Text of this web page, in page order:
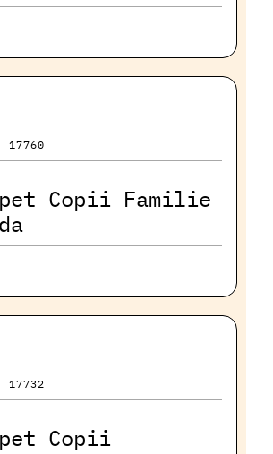
17760
Copii Familie
17732
Copii